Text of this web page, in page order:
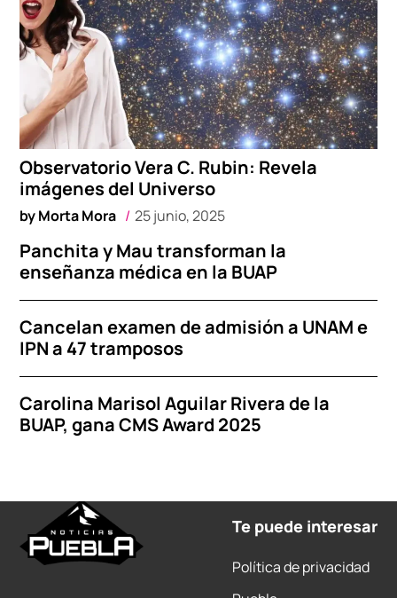
Observatorio Vera C. Rubin: Revela
imágenes del Universo
byMorta Mora 25 junio, 2025
Panchita y Mau transforman la
enseñanza médica en la BUAP
Cancelan examen de admisión a UNAM e
IPN a 47 tramposos
Carolina Marisol Aguilar Rivera de la
BUAP, gana CMS Award 2025
Te puede interesar
Política de privacidad